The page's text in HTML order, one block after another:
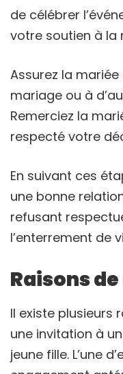
de célébrer
votre soutien à la
Assurez la
mariage ou à
Remerciez la
respecté votre
En suivant ces
une bonne
refusant
l’enterrement de
Raisons
Il existe plusieurs
une invitation à
jeune fille. L’une